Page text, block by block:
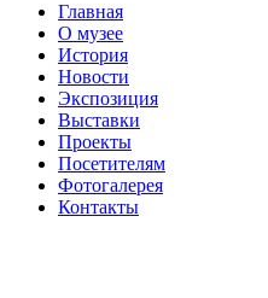
Главная
О музее
История
Новости
Экспозиция
Выставки
Проекты
Посетителям
Фотогалерея
Контакты